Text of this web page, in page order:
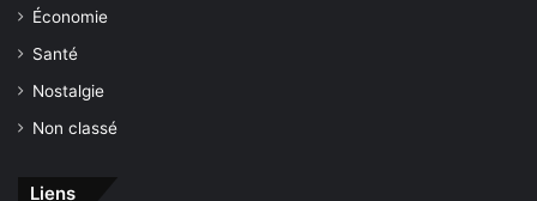
Économie
Santé
Nostalgie
Non classé
Liens